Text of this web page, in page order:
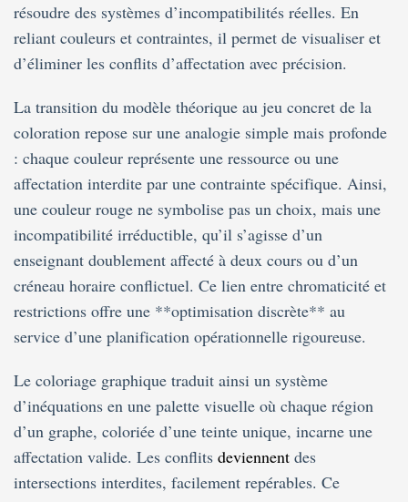
résoudre des systèmes d’incompatibilités réelles. En
reliant couleurs et contraintes, il permet de visualiser et
d’éliminer les conflits d’affectation avec précision.
La transition du modèle théorique au jeu concret de la
coloration repose sur une analogie simple mais profonde
: chaque couleur représente une ressource ou une
affectation interdite par une contrainte spécifique. Ainsi,
une couleur rouge ne symbolise pas un choix, mais une
incompatibilité irréductible, qu’il s’agisse d’un
enseignant doublement affecté à deux cours ou d’un
créneau horaire conflictuel. Ce lien entre chromaticité et
restrictions offre une **optimisation discrète** au
service d’une planification opérationnelle rigoureuse.
Le coloriage graphique traduit ainsi un système
d’inéquations en une palette visuelle où chaque région
d’un graphe, coloriée d’une teinte unique, incarne une
affectation valide. Les conflits deviennent des
intersections interdites, facilement repérables. Ce